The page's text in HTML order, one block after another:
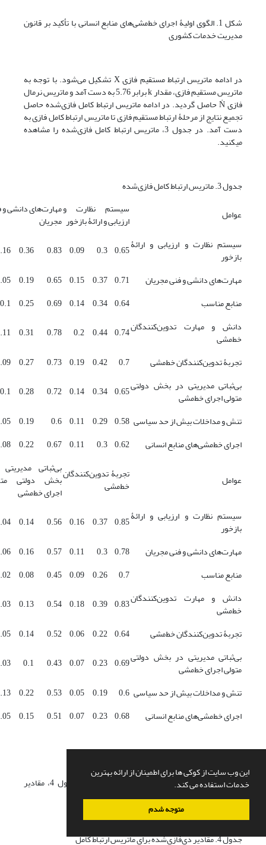
این وب سایت از کوکی ها برای اطمینان از ارائه بهترین
خدمات استفاده می کند.
متوجه شدم
شکل 1. الگوی اولیۀ اجرای خط‌مشی‌های منابع انسانی با تأکید بر قانون
مدیریت خدمات کشوری
در ادامه ماتریس ارتباط مستقیم فازی X تشکیل می‌شود. با توجه به
ماتریس مستقیم فازی، مقدار k برابر 5.76 به دست آمد و‌ ماتریس نرمال
فازی Ṅ حاصل گردید. در ادامه ماتریس ارتباط کامل فازی‌شده حاصل
تجمیع نتایج از مرحلۀ ارتباط مستقیم فازی تا ماتریس ارتباط کامل فازی به
دست آمد. در جدول 3، ماتریس ارتباط کامل فازی‌شده را مشاهده
می‎کنید.
جدول 3. ماتریس ارتباط کامل فازی‌شده
عوامل
سیستم نظارت و
ارزیابی و ارائۀ بازخور
مهارت‌های دانشی و
مجریان
سیستم نظارت و ارزیابی و ارائۀ
بازخور 0.65
0.3
0.09
0.83
0.36
مهارت‌های دانشی و فنی مجریان
0.71
0.37
0.15
0.65
0.19
منابع مناسب
0.64
0.34
0.14
0.69
0.25
0.1
دانش و مهارت تدوین‌کنندگان
خط‌مشی 0.74
0.44
0.2
0.78
0.31
تجربۀ تدوین‌کنندگان خط‌مشی
0.7
0.42
0.19
0.73
0.27
بی‌ثباتی مدیریتی در بخش دولتی
متولی اجرای خط‌مشی 0.65
0.34
0.14
0.72
0.28
0.1
تنش و مداخلات بیش ‌از حد سیاسی 0.58
0.29
0.11
0.6
0.19
اجرای خط‌مشی‌های منابع انسانی
0.62
0.3
0.11
0.67
0.22
عوامل تجربۀ تدوین‌کنندگان
خط‌مشی
بی‌ثباتی
بخش دولتی
اجرای خط‌مشی
سیستم نظارت و ارزیابی و ارائۀ
بازخور 0.85
0.37
0.16
0.56
0.14
مهارت‌های دانشی و فنی مجریان
0.78
0.3
0.11
0.57
0.16
منابع مناسب
0.7
0.26
0.09
0.45
0.08
دانش و مهارت تدوین‌کنندگان
خط‌مشی 0.83
0.39
0.18
0.54
0.13
تجربۀ تدوین‌کنندگان خط‌مشی
0.64
0.22
0.06
0.52
0.14
بی‌ثباتی مدیریتی در بخش دولتی
متولی اجرای خط‌مشی 0.69
0.23
0.07
0.43
0.1
تنش و مداخلات بیش ‌از حد سیاسی 0.6
0.19
0.05
0.53
0.22
اجرای خط‌مشی‌های منابع انسانی
0.68
0.23
0.07
0.51
0.15
در ادامه فرایند تحلیل دیمتل فازی انجام شد. در جدول 4، مقادیر
دی‌فازی‌شده برای ماتریس ارتباط کامل را مشاهده می‎کنید.
جدول 4. مقادیر دی‌فازی‌شده برای ماتریس ارتباط کامل